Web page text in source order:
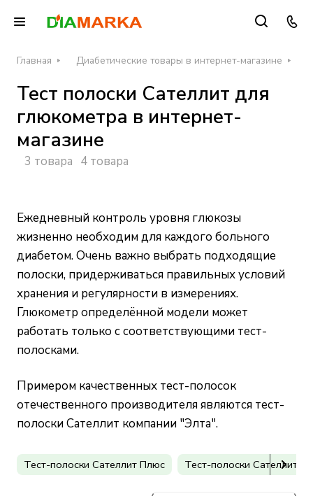
Главная Диабетические товары в интернет-магазине
Тест полоски Сателлит для
глюкометра в интернет-
магазине
3 товара 4 товара
Ежедневный контроль уровня глюкозы
жизненно необходим для каждого больного
диабетом. Очень важно выбрать подходящие
полоски, придерживаться правильных условий
хранения и регулярности в измерениях.
Глюкометр определённой модели может
работать только с соответствующими тест-
полосками.
Примером качественных тест-полосок
отечественного производителя являются тест-
полоски Сателлит компании "Элта".
Тест-полоски Сателлит Плюс Тест-полоски Сателлит